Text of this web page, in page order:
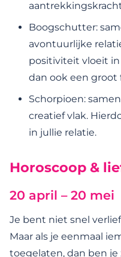
Boogschutter:
avontuurlijke
positiviteit vloeit
dan ook een groot
Schorpioen:
creatief vlak.
in jullie relatie.
Horoscoop &
20 april – 20 mei
Je bent niet snel
Maar als je eenmaal
toegelaten, dan ben je